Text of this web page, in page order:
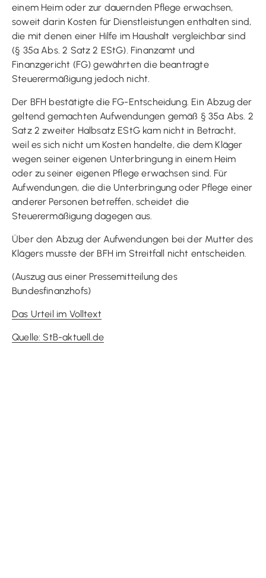
einem Heim oder zur dauernden Pflege erwachsen,
soweit darin Kosten für Dienstleistungen enthalten sind,
die mit denen einer Hilfe im Haushalt vergleichbar sind
(§ 35a Abs. 2 Satz 2 EStG). Finanzamt und
Finanzgericht (FG) gewährten die beantragte
Steuerermäßigung jedoch nicht.
Der BFH bestätigte die FG-Entscheidung. Ein Abzug der
geltend gemachten Aufwendungen gemäß § 35a Abs. 2
Satz 2 zweiter Halbsatz EStG kam nicht in Betracht,
weil es sich nicht um Kosten handelte, die dem Kläger
wegen seiner eigenen Unterbringung in einem Heim
oder zu seiner eigenen Pflege erwachsen sind. Für
Aufwendungen, die die Unterbringung oder Pflege einer
anderer Personen betreffen, scheidet die
Steuerermäßigung dagegen aus.
Über den Abzug der Aufwendungen bei der Mutter des
Klägers musste der BFH im Streitfall nicht entscheiden.
(Auszug aus einer Pressemitteilung des
Bundesfinanzhofs)
Das Urteil im Volltext
Quelle: StB-aktuell.de